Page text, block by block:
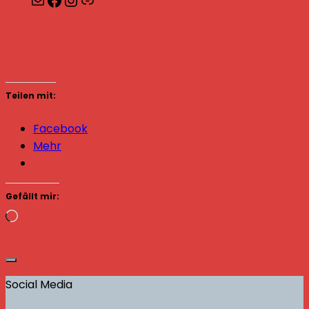
Teilen mit:
Facebook
Mehr
Gefällt mir:
Wird
Social Media